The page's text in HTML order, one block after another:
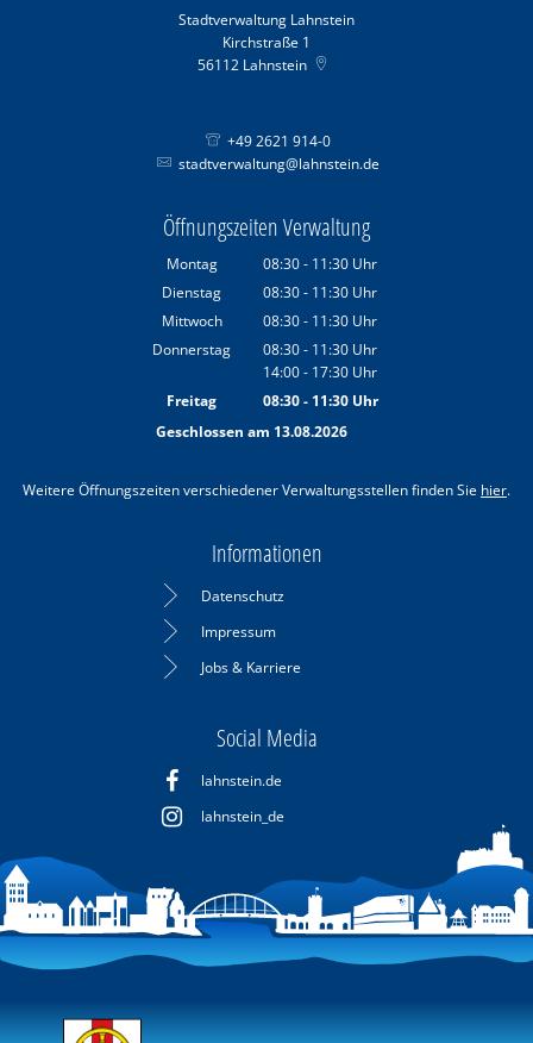
Stadtverwaltung Lahnstein
Kirchstraße 1
56112 Lahnstein
+49 2621 914-0
stadtverwaltung@lahnstein.de
Öffnungszeiten Verwaltung
Montag 08:30- 11:30 Uhr
Von 08:30 bis 11:30 Uhr
Dienstag 08:30- 11:30 Uhr
Von 08:30 bis 11:30 Uhr
Mittwoch 08:30- 11:30 Uhr
Von 08:30 bis 11:30 Uhr
Donnerstag 08:30- 11:30 Uhr
Von 08:30 bis 11:30 Uhr
14:00- 17:30 Uhr
Von 14:00 bis 17:30 Uhr
Freitag 08:30- 11:30Uhr
Von 08:30 bis 11:30 Uhr
Geschlossen am 13.08.2026
Weitere Öffnungszeiten verschiedener Verwaltungsstellen finden Sie hier.
Informationen
Datenschutz
Impressum
Jobs & Karriere
Social Media
lahnstein.de
lahnstein_de